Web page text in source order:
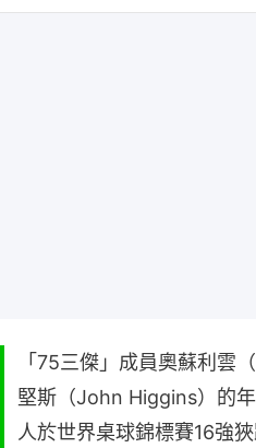
「75三傑」成員奧蘇利雲
堅斯（John Higgins）的
人於世界桌球錦標賽16強